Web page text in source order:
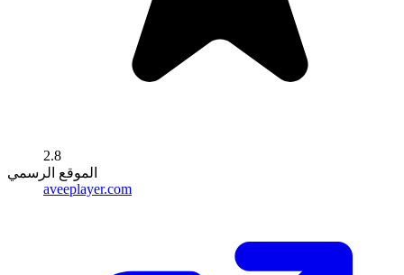
2.8
الموقع الرسمي
aveeplayer.com